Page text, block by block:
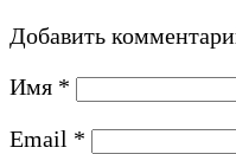
Добавить
Имя *
Email *